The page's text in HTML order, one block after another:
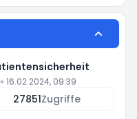
» 16.02.2024, 09:39
27851Zugriffe